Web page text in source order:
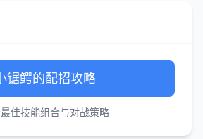
锯鳄的配招攻略
佳技能组合与对战策略